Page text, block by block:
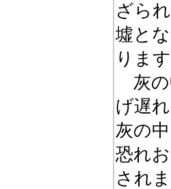
ざら
墟と
ります
灰の
げ遅
灰の
恐れ
され